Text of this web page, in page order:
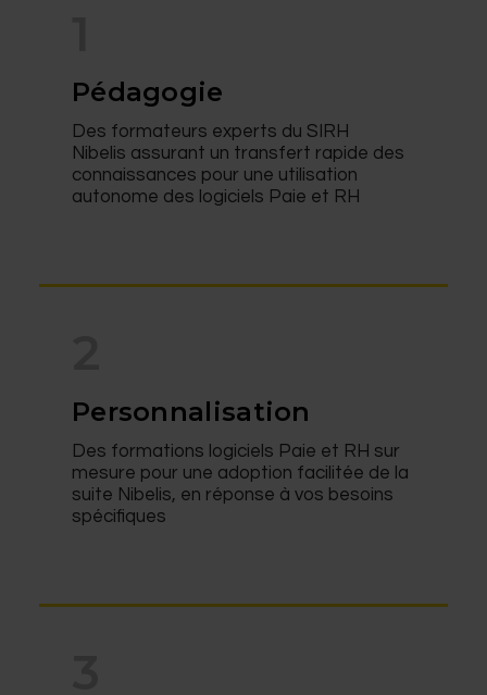
Pédagogie
Des formateurs experts du SIRH
Nibelis assurant un transfert rapide des
connaissances pour une utilisation
autonome des logiciels Paie et RH
Personnalisation
Des formations logiciels Paie et RH sur
mesure pour une adoption facilitée de la
suite Nibelis, en réponse à vos besoins
spécifiques